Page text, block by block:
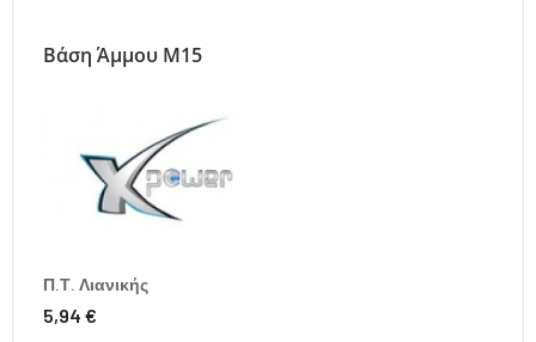
Βάση Άμμου Μ15
Π.Τ. Λιανικής
5,94 €